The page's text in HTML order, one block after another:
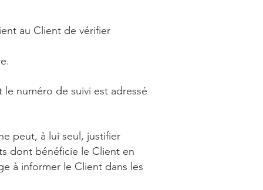
au Client de vérifier
numéro de suivi est adressé
peut, à lui seul, justifier
dont bénéficie le Client en
à informer le Client dans les